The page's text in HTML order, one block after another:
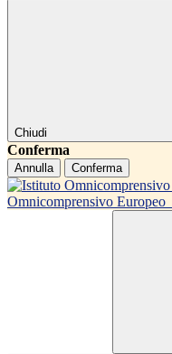
Chiudi
Conferma
Annulla Conferma
Omnicomprensivo Europeo